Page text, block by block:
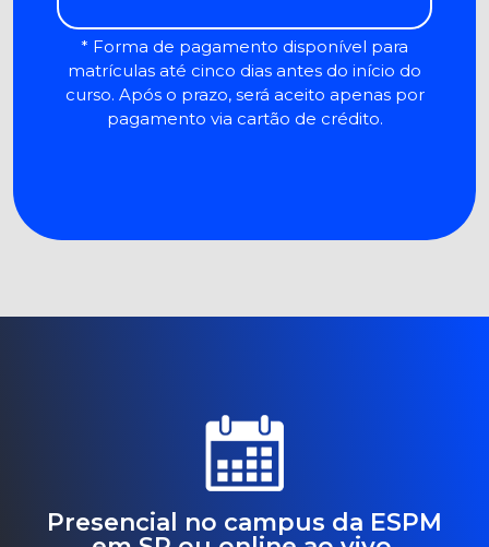
* Forma de pagamento disponível para
matrículas até cinco dias antes do início do
curso. Após o prazo, será aceito apenas por
pagamento via cartão de crédito.
Presencial no campus da ESPM